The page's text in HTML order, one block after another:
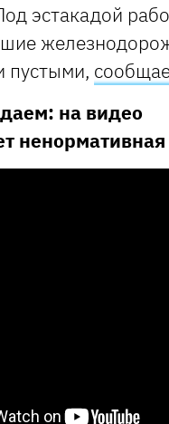
эстакадой
пустыми,
на видео